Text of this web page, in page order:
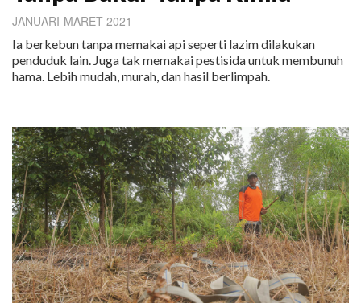
JANUARI-MARET 2021
Ia berkebun tanpa memakai api seperti lazim dilakukan
penduduk lain. Juga tak memakai pestisida untuk membunuh
hama. Lebih mudah, murah, dan hasil berlimpah.